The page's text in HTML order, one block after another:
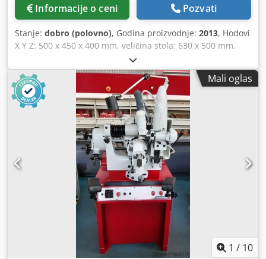
Informacije o ceni Pozvati
Stanje: dobro (polovno), Godina proizvodnje: 2013, Hodovi
X Y Z: 500 x 450 x 400 mm, veličina stola: 630 x 500 mm,
nosivost stola: 200 kg, osa B: -5/+110 stepeni, osa C: 360°
(0,001 stepen), brzina vretena: 12.000 obrtaja/min, konus
vretena: ISO 40, magacin alata sa 30 stanica (ATC), Siemens
840D upravljanje, transporter za strugotinu. Dcsdpfx
Aszicmpec Usk
Mali oglas
1 / 10